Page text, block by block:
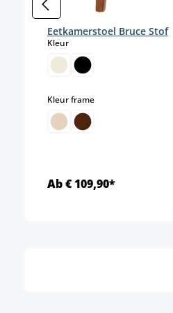
Eetkamerstoel Bruce Stof
Kleurselect
Kleur frameselect
Ab € 109,90*